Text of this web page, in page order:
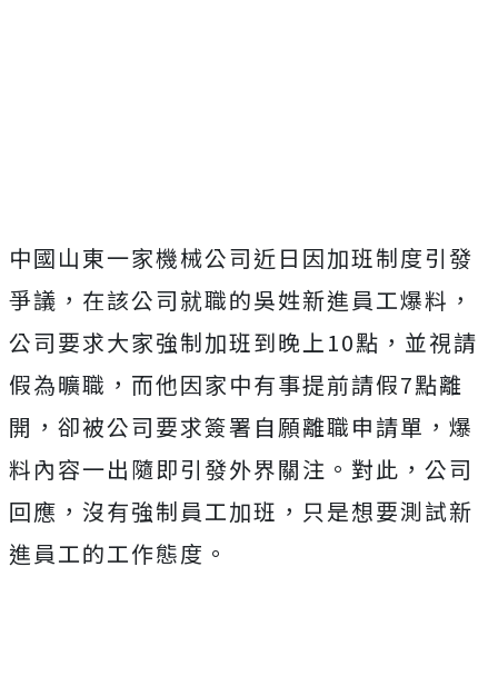
中國山東一家機械公司近日因加班制度引發
爭議，在該公司就職的吳姓新進員工爆料，
公司要求大家強制加班到晚上10點，並視請
假為曠職，而他因家中有事提前請假7點離
開，卻被公司要求簽署自願離職申請單，爆
料內容一出隨即引發外界關注。對此，公司
回應，沒有強制員工加班，只是想要測試新
進員工的工作態度。